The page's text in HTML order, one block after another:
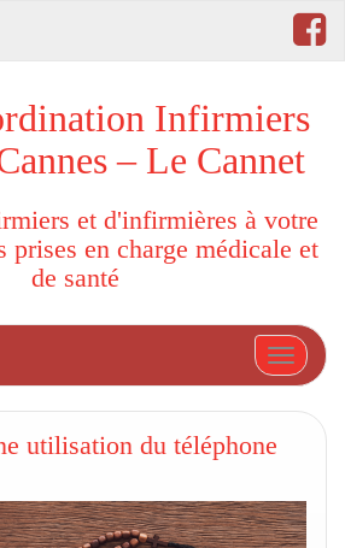
Infirmiers
– Le Cannet
et d'infirmières à votre
prises en charge médicale et
de santé
utilisation du téléphone